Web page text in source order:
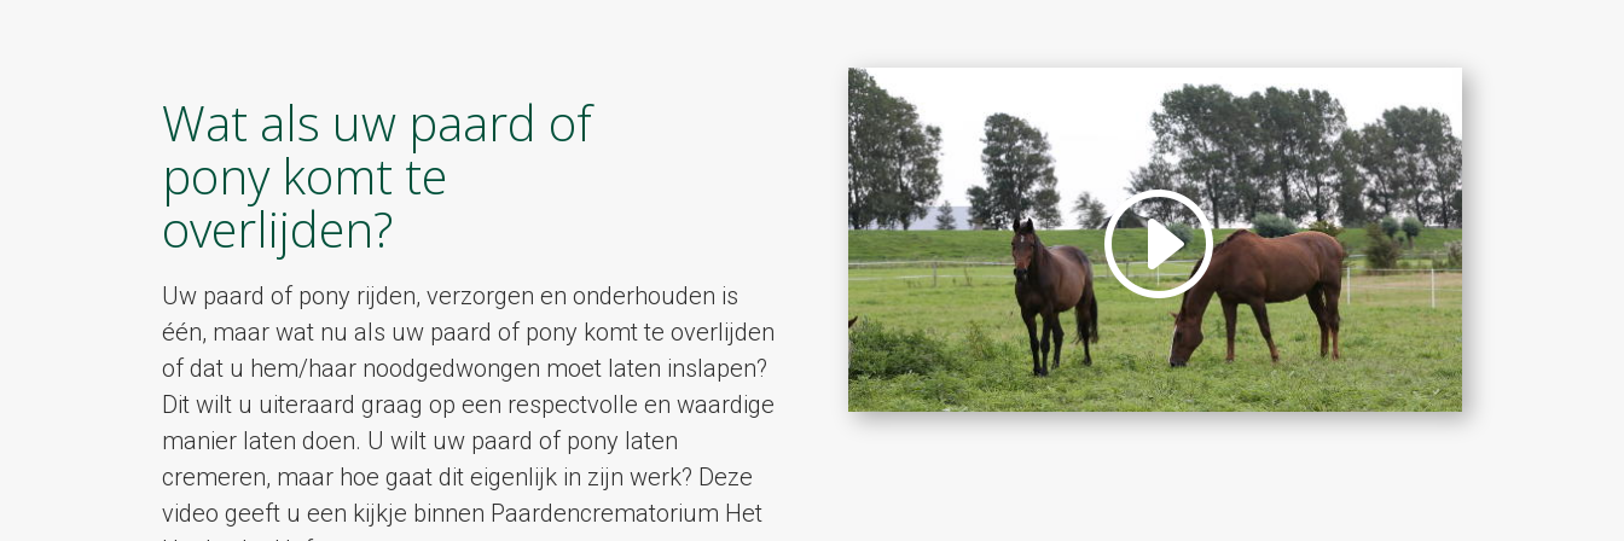
Wat als uw paard of
pony komt te
overlijden?
Uw paard of pony rijden, verzorgen en onderhouden is
één, maar wat nu als uw paard of pony komt te overlijden
of dat u hem/haar noodgedwongen moet laten inslapen?
Dit wilt u uiteraard graag op een respectvolle en waardige
manier laten doen. U wilt uw paard of pony laten
cremeren, maar hoe gaat dit eigenlijk in zijn werk? Deze
video geeft u een kijkje binnen Paardencrematorium Het